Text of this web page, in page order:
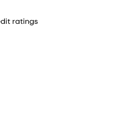
ratings